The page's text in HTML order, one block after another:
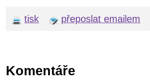
tisk přeposlat emailem
Komentáře